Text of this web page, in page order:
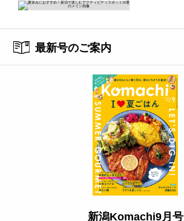
最新号のご案内
新潟Komachi9月号